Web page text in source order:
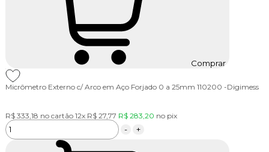
Comprar
Micrômetro Externo c/ Arco em Aço Forjado 0 a 25mm 110200 -Digimess
R$ 333,18 no cartão 12x R$ 27,77 R$ 283,20 no pix
- +